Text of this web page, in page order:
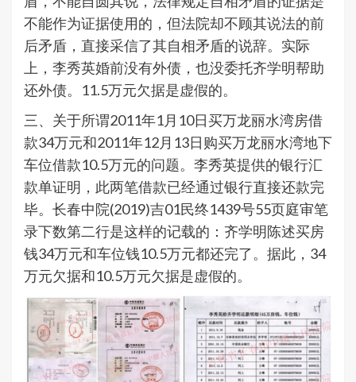
不能作为证据使用的，但法院却不顾其说法的前
后矛盾，直接采信了其自相矛盾的说辞。实际
上，李秀英婚前没有外债，也没委托齐学明帮助
还外债。11.5万元欠据是虚假的。
三、关于所谓2011年1月10日买万龙丽水湾房借
款34万元和2011年12月13日购买万龙丽水湾地下
车位借款10.5万元的问题。李秀英提供的银行汇
款单证明，此两笔借款已经通过银行直接还款完
毕。长春中院(2019)吉01民终1439号55页庭审笔
录下数第二行是这样的记载的：齐学明陈述买房
钱34万元和车位钱10.5万元都还完了。据此，34
万元欠据和10.5万元欠据是虚假的。